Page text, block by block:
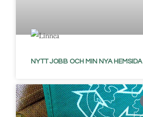
NYTT JOBB OCH MIN NYA HEMSIDA